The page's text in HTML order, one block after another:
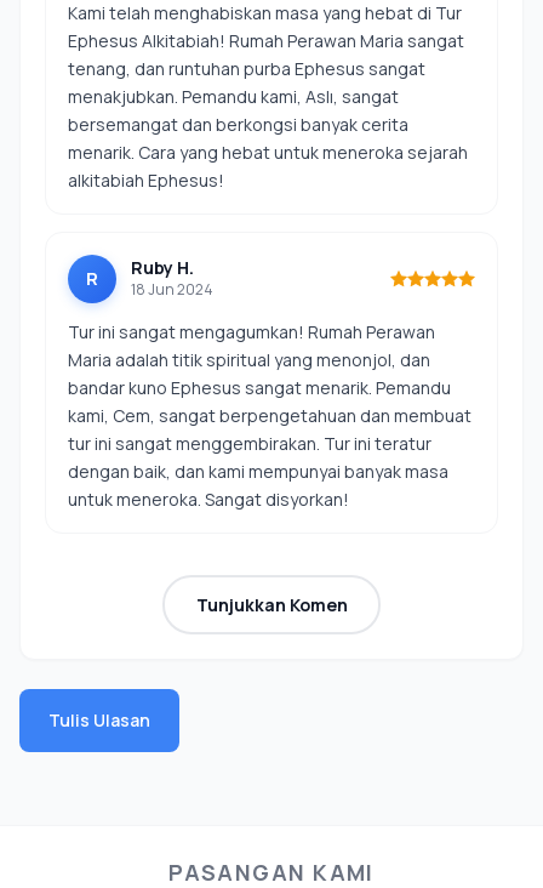
Kami telah menghabiskan masa yang hebat di Tur
Ephesus Alkitabiah! Rumah Perawan Maria sangat
tenang, dan runtuhan purba Ephesus sangat
menakjubkan. Pemandu kami, Aslı, sangat
bersemangat dan berkongsi banyak cerita
menarik. Cara yang hebat untuk meneroka sejarah
alkitabiah Ephesus!
R Ruby H.
18 Jun 2024
Tur ini sangat mengagumkan! Rumah Perawan
Maria adalah titik spiritual yang menonjol, dan
bandar kuno Ephesus sangat menarik. Pemandu
kami, Cem, sangat berpengetahuan dan membuat
tur ini sangat menggembirakan. Tur ini teratur
dengan baik, dan kami mempunyai banyak masa
untuk meneroka. Sangat disyorkan!
Tunjukkan Komen
Tulis Ulasan
PASANGAN KAMI